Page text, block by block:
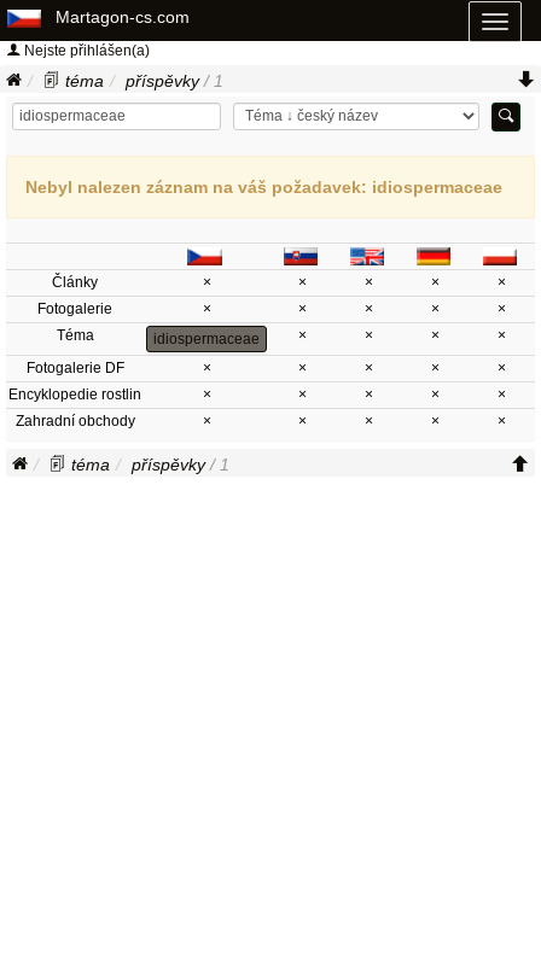
Martagon-cs.com
Nejste přihlášen(a)
téma příspěvky/ 1
Nebyl nalezen záznam na váš požadavek: idiospermaceae
Články × × × ×
×
Fotogalerie
× × × ×
×
Téma
idiospermaceae × × ×
×
Fotogalerie DF
× × × ×
×
Encyklopedie rostlin
× × × ×
×
Zahradní obchody
× × × × ×
téma příspěvky/ 1